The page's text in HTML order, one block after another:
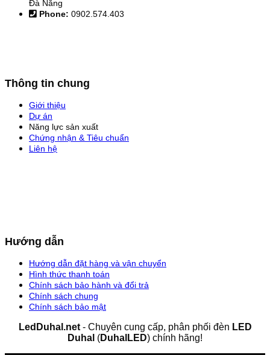
Đà Nẵng
Phone: 0902.574.403
Thông tin chung
Giới thiệu
Dự án
Năng lực sản xuất
Chứng nhận & Tiêu chuẩn
Liên hệ
Hướng dẫn
Hướng dẫn đặt hàng và vận chuyển
Hình thức thanh toán
Chính sách bảo hành và đổi trả
Chính sách chung
Chính sách bảo mật
LedDuhal.net- Chuyên cung cấp, phân phối đèn LED
Duhal (DuhalLED) chính hãng!